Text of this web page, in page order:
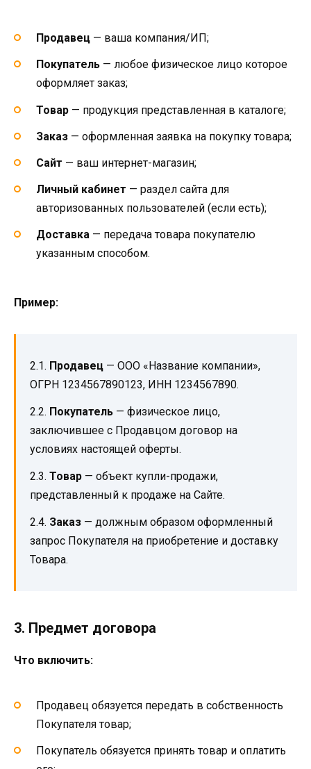
Продавец — ваша компания/ИП;
Покупатель — любое физическое лицо которое
оформляет заказ;
Товар — продукция представленная в каталоге;
Заказ — оформленная заявка на покупку товара;
Сайт — ваш интернет-магазин;
Личный кабинет — раздел сайта для
авторизованных пользователей (если есть);
Доставка — передача товара покупателю
указанным способом.
Пример:
2.1. Продавец — ООО «Название компании»,
ОГРН 1234567890123, ИНН 1234567890.
2.2. Покупатель — физическое лицо,
заключившее с Продавцом договор на
условиях настоящей оферты.
2.3. Товар — объект купли-продажи,
представленный к продаже на Сайте.
2.4. Заказ — должным образом оформленный
запрос Покупателя на приобретение и доставку
Товара.
3. Предмет договора
Что включить:
Продавец обязуется передать в собственность
Покупателя товар;
Покупатель обязуется принять товар и оплатить